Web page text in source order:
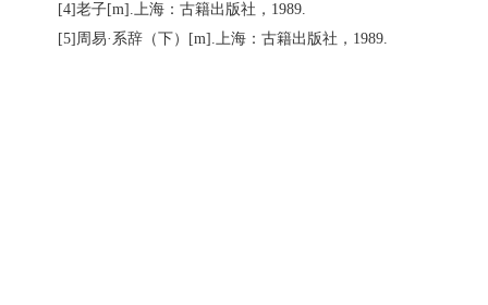
[4]老子[m].上海：古籍出版社，1989.
[5]周易·系辞（下）[m].上海：古籍出版社，1989.